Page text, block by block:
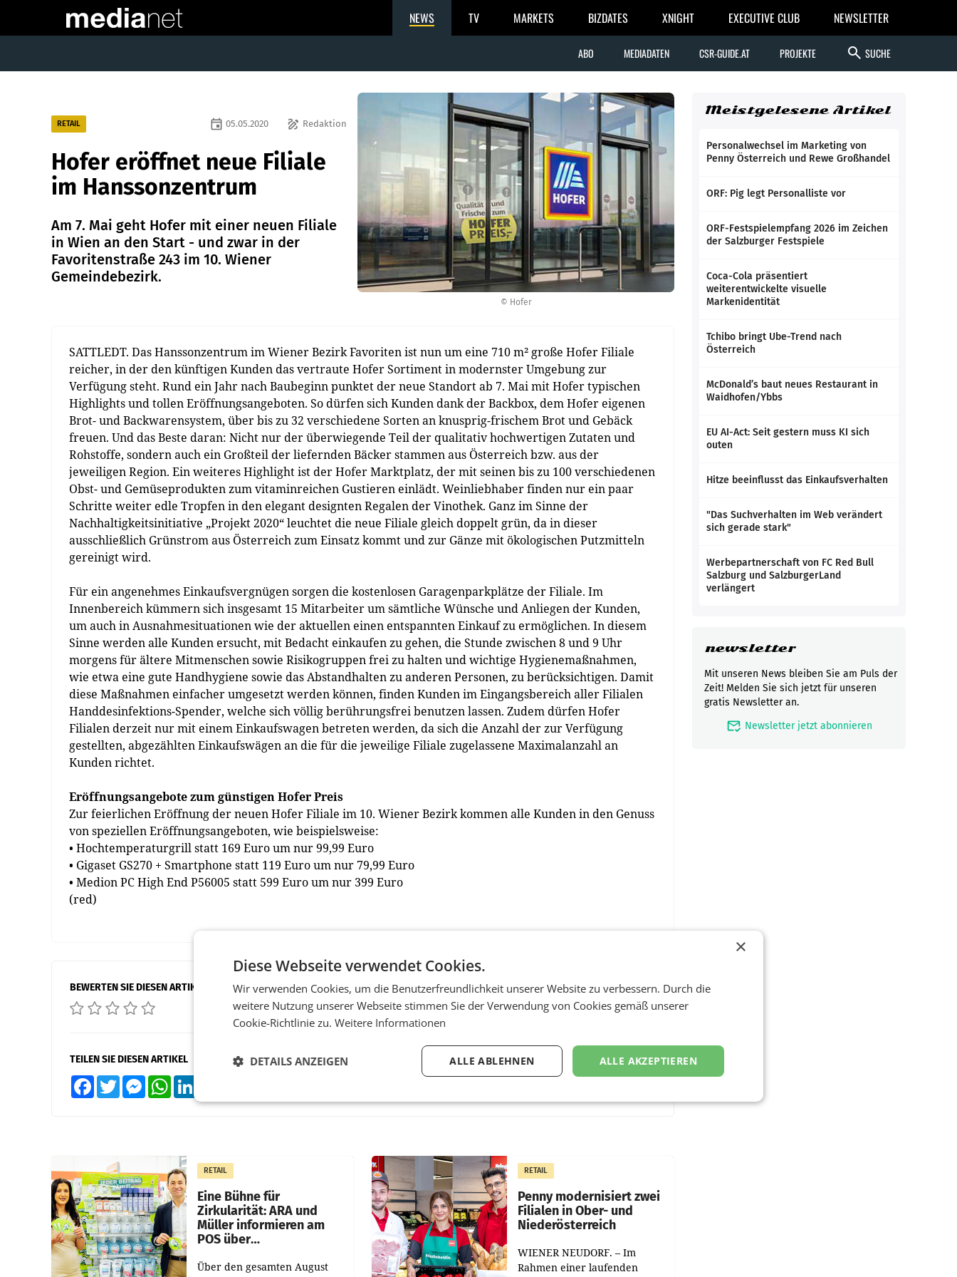
NEWS TV MARKETS BIZDATES XNIGHT EXECUTIVE CLUB NEWSLETTER
ABO MEDIADATEN CSR-GUIDE.AT PROJEKTE search SUCHE
© Hofer
RETAIL draw Redaktion
event 05.05.2020
Hofer eröffnet neue Filiale
im Hanssonzentrum
Am 7. Mai geht Hofer mit einer neuen Filiale
in Wien an den Start - und zwar in der
Favoritenstraße 243 im 10. Wiener
Gemeindebezirk.
SATTLEDT. Das Hanssonzentrum im Wiener Bezirk Favoriten ist nun um eine 710 m² große Hofer Filiale
reicher, in der den künftigen Kunden das vertraute Hofer Sortiment in modernster Umgebung zur
Verfügung steht. Rund ein Jahr nach Baubeginn punktet der neue Standort ab 7. Mai mit Hofer typischen
Highlights und tollen Eröffnungsangeboten. So dürfen sich Kunden dank der Backbox, dem Hofer eigenen
Brot- und Backwarensystem, über bis zu 32 verschiedene Sorten an knusprig-frischem Brot und Gebäck
freuen. Und das Beste daran: Nicht nur der überwiegende Teil der qualitativ hochwertigen Zutaten und
Rohstoffe, sondern auch ein Großteil der liefernden Bäcker stammen aus Österreich bzw. aus der
jeweiligen Region. Ein weiteres Highlight ist der Hofer Marktplatz, der mit seinen bis zu 100 verschiedenen
Obst- und Gemüseprodukten zum vitaminreichen Gustieren einlädt. Weinliebhaber finden nur ein paar
Schritte weiter edle Tropfen in den elegant designten Regalen der Vinothek. Ganz im Sinne der
Nachhaltigkeitsinitiative „Projekt 2020“ leuchtet die neue Filiale gleich doppelt grün, da in dieser
ausschließlich Grünstrom aus Österreich zum Einsatz kommt und zur Gänze mit ökologischen Putzmitteln
gereinigt wird.
Für ein angenehmes Einkaufsvergnügen sorgen die kostenlosen Garagenparkplätze der Filiale. Im
Innenbereich kümmern sich insgesamt 15 Mitarbeiter um sämtliche Wünsche und Anliegen der Kunden,
um auch in Ausnahmesituationen wie der aktuellen einen entspannten Einkauf zu ermöglichen. In diesem
Sinne werden alle Kunden ersucht, mit Bedacht einkaufen zu gehen, die Stunde zwischen 8 und 9 Uhr
morgens für ältere Mitmenschen sowie Risikogruppen frei zu halten und wichtige Hygienemaßnahmen,
wie etwa eine gute Handhygiene sowie das Abstandhalten zu anderen Personen, zu berücksichtigen. Damit
diese Maßnahmen einfacher umgesetzt werden können, finden Kunden im Eingangsbereich aller Filialen
Handdesinfektions-Spender, welche sich völlig berührungsfrei benutzen lassen. Zudem dürfen Hofer
Filialen derzeit nur mit einem Einkaufswagen betreten werden, da sich die Anzahl der zur Verfügung
gestellten, abgezählten Einkaufswägen an die für die jeweilige Filiale zugelassene Maximalanzahl an
Kunden richtet.
Eröffnungsangebote zum günstigen Hofer Preis
Zur feierlichen Eröffnung der neuen Hofer Filiale im 10. Wiener Bezirk kommen alle Kunden in den Genuss
von speziellen Eröffnungsangeboten, wie beispielsweise:
• Hochtemperaturgrill statt 169 Euro um nur 99,99 Euro
• Gigaset GS270 + Smartphone statt 119 Euro um nur 79,99 Euro
• Medion PC High End P56005 statt 599 Euro um nur 399 Euro
(red)
BEWERTEN SIE DIESEN ARTIKEL
TEILEN SIE DIESEN ARTIKEL
FacebookTwitter MessengerWhatsApp
RETAIL
Eine Bühne für
Zirkularität: ARA und
Müller informieren am
POS über
Über den gesamten August
RETAIL
Penny modernisiert zwei
Filialen in Ober- und
Niederösterreich
WIENER NEUDORF. – Im
Rahmen einer laufenden
Meistgelesene Artikel
Personalwechsel im Marketing von
Penny Österreich und Rewe Großhandel
ORF: Pig legt Personalliste vor
ORF-Festspielempfang 2026 im Zeichen
der Salzburger Festspiele
Coca-Cola präsentiert
weiterentwickelte visuelle
Markenidentität
Tchibo bringt Ube-Trend nach
Österreich
McDonald’s baut neues Restaurant in
Waidhofen/Ybbs
EU AI-Act: Seit gestern muss KI sich
outen
Hitze beeinflusst das Einkaufsverhalten
"Das Suchverhalten im Web verändert
sich gerade stark"
Werbepartnerschaft von FC Red Bull
Salzburg und SalzburgerLand
verlängert
newsletter
Mit unseren News bleiben Sie am Puls der
Zeit! Melden Sie sich jetzt für unseren
gratis Newsletter an.
mark_email_read Newsletter jetzt abonnieren
×
Diese Webseite verwendet Cookies.
Wir verwenden Cookies, um die Benutzerfreundlichkeit unserer Website zu verbessern. Durch die
weitere Nutzung unserer Webseite stimmen Sie der Verwendung von Cookies gemäß unserer
Cookie-Richtlinie zu. Weitere Informationen
ALLE AKZEPTIEREN
ALLE ABLEHNEN
DETAILS ANZEIGEN